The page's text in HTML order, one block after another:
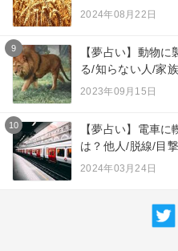
2024年08月22日
9
【夢占い】動物
る/知らない人/家
2023年09月15日
10
【夢占い】電車
は？他人/脱線/目
2024年03月24日